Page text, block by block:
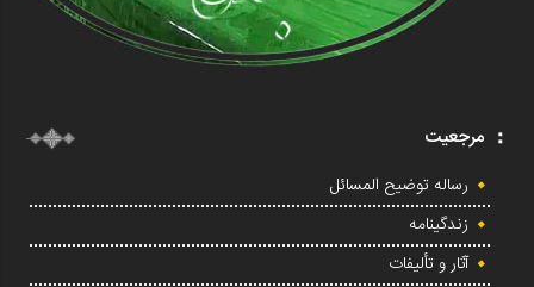
مرجعیت
رساله توضیح المسائل
زندگینامه
آثار و تألیفات